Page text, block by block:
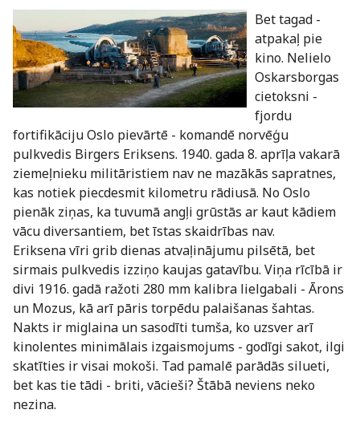
Bet tagad -
atpakaļ pie
kino. Nelielo
Oskarsborgas
cietoksni -
fjordu
fortifikāciju Oslo pievārtē - komandē norvēģu
pulkvedis Birgers Eriksens. 1940. gada 8. aprīļa vakarā
ziemeļnieku militāristiem nav ne mazākās sapratnes,
kas notiek piecdesmit kilometru rādiusā. No Oslo
pienāk ziņas, ka tuvumā angļi grūstās ar kaut kādiem
vācu diversantiem, bet īstas skaidrības nav.
Eriksena vīri grib dienas atvaļinājumu pilsētā, bet
sirmais pulkvedis izziņo kaujas gatavību. Viņa rīcībā ir
divi 1916. gadā ražoti 280 mm kalibra lielgabali - Ārons
un Mozus, kā arī pāris torpēdu palaišanas šahtas.
Nakts ir miglaina un sasodīti tumša, ko uzsver arī
kinolentes minimālais izgaismojums - godīgi sakot, ilgi
skatīties ir visai mokoši. Tad pamalē parādās silueti,
bet kas tie tādi - briti, vācieši? Štābā neviens neko
nezina.